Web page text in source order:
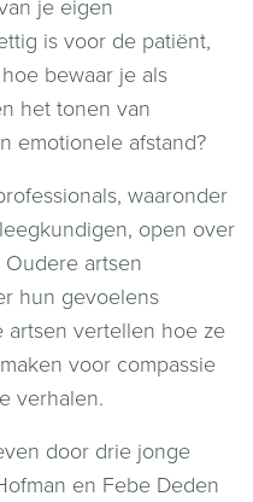
je eigen
is voor de patiënt,
bewaar je als
het tonen van
emotionele afstand?
waaronder
open over
artsen
hun gevoelens
vertellen hoe ze
voor compassie
verhalen.
door drie jonge
en Febe Deden